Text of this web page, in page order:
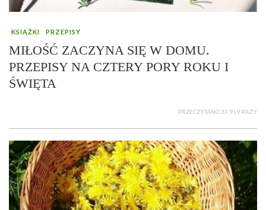
KSIĄŻKI PRZEPISY
MIŁOŚĆ ZACZYNA SIĘ W DOMU.
PRZEPISY NA CZTERY PORY ROKU I
ŚWIĘTA
PRZECZYTANO 33 919 RAZY